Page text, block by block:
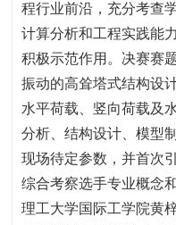
程行业前沿，充分考查
计算分析和工程实践能
积极示范作用。决赛赛
振动的高耸塔式结构设
水平荷载、竖向荷载及
分析、结构设计、模型
现场待定参数，并首次
综合考察选手专业概念
理工大学国际工学院黄